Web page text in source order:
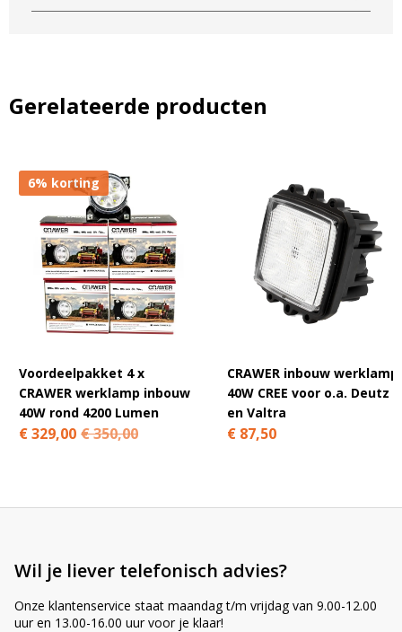
lampen!
Gerelateerde producten
6% korting
Voordeelpakket 4 x
CRAWER werklamp inbouw
40W rond 4200 Lumen
€ 329,00 € 350,00
CRAWER inbouw werklamp
40W CREE voor o.a. Deutz
en Valtra
€ 87,50
Wil je liever telefonisch advies?
Onze klantenservice staat maandag t/m vrijdag van 9.00-12.00
uur en 13.00-16.00 uur voor je klaar!